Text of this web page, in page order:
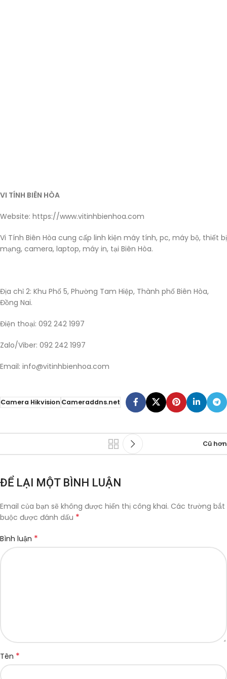
VI TÍNH BIÊN HÒA
Website: https://www.vitinhbienhoa.com
Vi Tính Biên Hòa cung cấp linh kiện máy tính, pc, máy bộ, thiết bị
mạng, camera, laptop, máy in, tại Biên Hòa.
Địa chỉ 2: Khu Phố 5, Phường Tam Hiệp, Thành phố Biên Hòa,
Đồng Nai.
Điện thoại: 092 242 1997
Zalo/Viber: 092 242 1997
Email: info@vitinhbienhoa.com
Camera HikvisionCameraddns.net
Cũ hơn
ĐỂ LẠI MỘT BÌNH LUẬN
Email của bạn sẽ không được hiển thị công khai. Các trường bắt
buộc được đánh dấu *
Bình luận *
Tên *